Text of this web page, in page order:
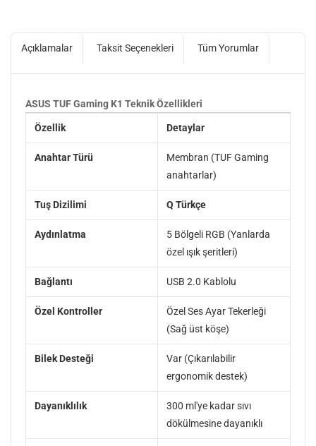
Açıklamalar Taksit Seçenekleri Tüm Yorumlar
ASUS TUF Gaming K1 Teknik Özellikleri
Özellik Detaylar
Anahtar Türü
Membran (TUF Gaming
anahtarlar)
Tuş Dizilimi Q Türkçe
Aydınlatma
5 Bölgeli RGB (Yanlarda
özel ışık şeritleri)
Bağlantı USB 2.0 Kablolu
Özel Kontroller
Özel Ses Ayar Tekerleği
(Sağ üst köşe)
Bilek Desteği
Var (Çıkarılabilir
ergonomik destek)
Dayanıklılık
300 ml'ye kadar sıvı
dökülmesine dayanıklı